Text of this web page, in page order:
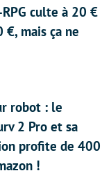
culte à 20 €
€, mais ça ne
robot : le
2 Pro et sa
profite de 400
!